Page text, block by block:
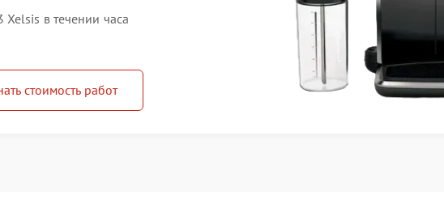
в течении часа
стоимость работ